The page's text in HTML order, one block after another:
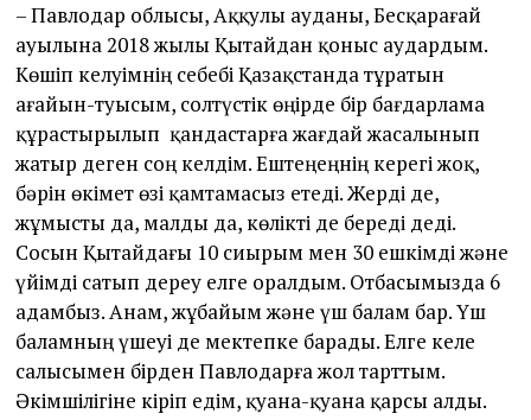
– Павлодар облысы, Аққулы ауданы, Бесқарағай
ауылына 2018 жылы Қытайдан қоныс аудардым.
Көшіп келуімнің себебі Қазақстанда тұратын
ағайын-туысым, солтүстік өңірде бір бағдарлама
құрастырылып қандастарға жағдай жасалынып
жатыр деген соң келдім. Ештеңеңнің керегі жоқ,
бәрін өкімет өзі қамтамасыз етеді. Жерді де,
жұмысты да, малды да, көлікті де береді деді.
Сосын Қытайдағы 10 сиырым мен 30 ешкімді және
үйімді сатып дереу елге оралдым. Отбасымызда 6
адамбыз. Анам, жұбайым және үш балам бар. Үш
баламның үшеуі де мектепке барады. Елге келе
салысымен бірден Павлодарға жол тарттым.
Әкімшілігіне кіріп едім, қуана-қуана қарсы алды.